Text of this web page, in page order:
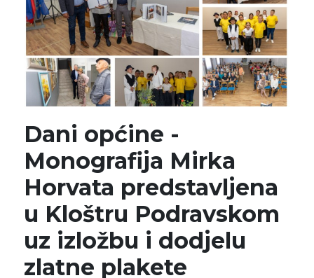
Dani općine -
Monografija Mirka
Horvata predstavljena
u Kloštru Podravskom
uz izložbu i dodjelu
zlatne plakete